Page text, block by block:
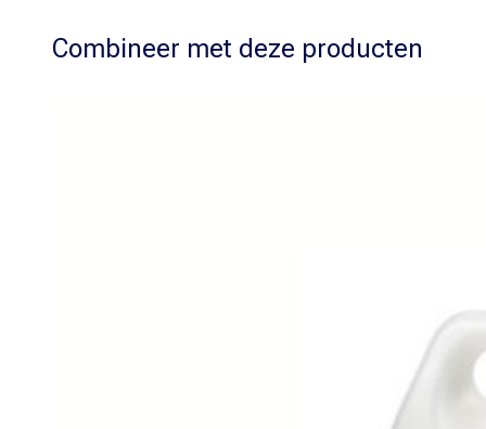
Combineer met deze producten